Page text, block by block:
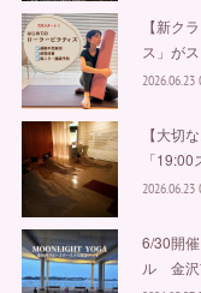
【新ク
ス」が
2026.06.23
【大切
「
2026.06.23
6/30開
ル 金沢